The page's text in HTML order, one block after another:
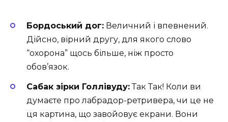
Бордоський дог: Величний і впевнений.
Дійсно, вірний другу, для якого слово
“охорона” щось більше, ніж просто
обов’язок.
Сабак зірки Голлівуду:Так Так! Коли ви
думаєте про лабрадор-ретривера, чи це не
ця картина, що завойовує екрани. Вони